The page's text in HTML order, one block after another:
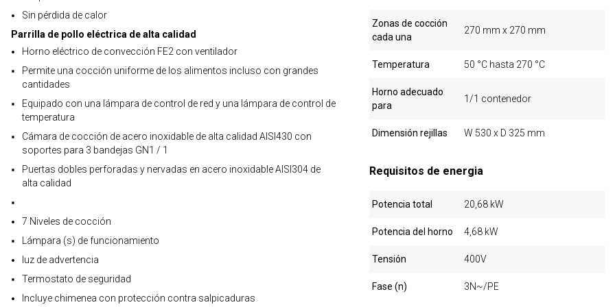
Sin pérdida de calor
Parrilla de pollo eléctrica de alta calidad
Horno eléctrico de convección FE2 con ventilador
Permite una cocción uniforme de los alimentos incluso con grandes
cantidades
Equipado con una lámpara de control de red y una lámpara de control de
temperatura
Cámara de cocción de acero inoxidable de alta calidad AISI430 con
soportes para 3 bandejas GN1 / 1
Puertas dobles perforadas y nervadas en acero inoxidable AISI304 de
alta calidad
7 Niveles de cocción
Lámpara (s) de funcionamiento
luz de advertencia
Termostato de seguridad
Incluye chimenea con protección contra salpicaduras
Zonas de cocción
cada una
270 mm x 270 mm
Temperatura 50 °C hasta 270 °C
Horno adecuado
para
1/1 contenedor
Dimensión rejillas W 530 x D 325 mm
Requisitos de energia
Potencia total 20,68 kW
Potencia del horno 4,68 kW
Tensión 400V
Fase (n) 3N~/PE